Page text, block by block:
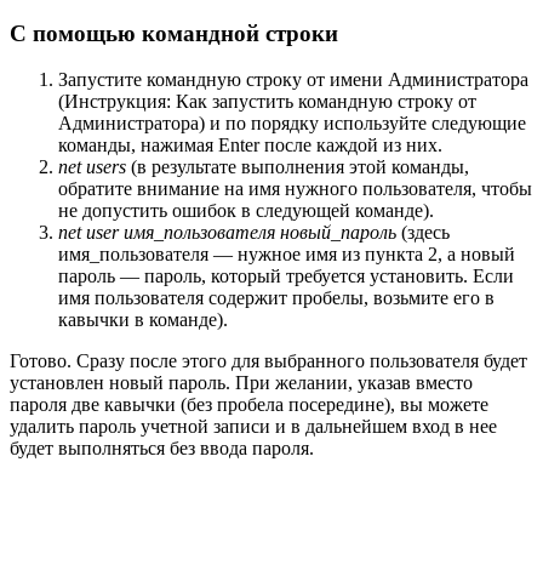
С помощью командной строки
Запустите командную строку от имени Администратора
(Инструкция: Как запустить командную строку от
Администратора) и по порядку используйте следующие
команды, нажимая Enter после каждой из них.
net users (в результате выполнения этой команды,
обратите внимание на имя нужного пользователя, чтобы
не допустить ошибок в следующей команде).
net user имя_пользователя новый_пароль (здесь
имя_пользователя — нужное имя из пункта 2, а новый
пароль — пароль, который требуется установить. Если
имя пользователя содержит пробелы, возьмите его в
кавычки в команде).
Готово. Сразу после этого для выбранного пользователя будет
установлен новый пароль. При желании, указав вместо
пароля две кавычки (без пробела посередине), вы можете
удалить пароль учетной записи и в дальнейшем вход в нее
будет выполняться без ввода пароля.